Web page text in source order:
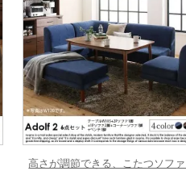
高さが調節できる、こたつソファ